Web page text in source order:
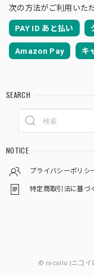
次の方法がご利用いた
PAY ID あと払い
Amazon Pay キ
SEARCH
NOTICE
プライバシーポリシ
特定商取引法に基づ
© nicoilo |ニコイ